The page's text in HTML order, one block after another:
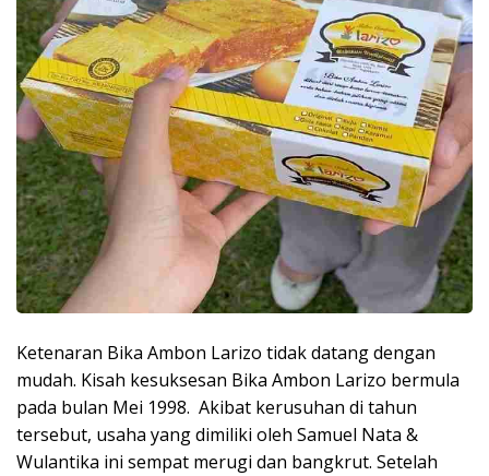
Ketenaran Bika Ambon Larizo tidak datang dengan
mudah. Kisah kesuksesan Bika Ambon Larizo bermula
pada bulan Mei 1998. Akibat kerusuhan di tahun
tersebut, usaha yang dimiliki oleh Samuel Nata &
Wulantika ini sempat merugi dan bangkrut. Setelah